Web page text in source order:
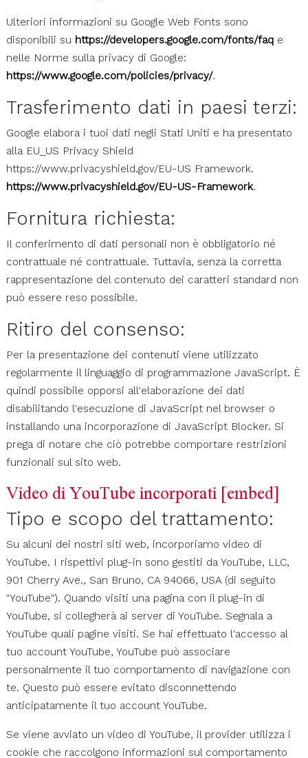
Ulteriori informazioni su Google Web Fonts sono
disponibili su https://developers.google.com/fonts/faq e
nelle Norme sulla privacy di Google:
https://www.google.com/policies/privacy/.
Trasferimento dati in paesi terzi:
Google elabora i tuoi dati negli Stati Uniti e ha presentato
alla EU_US Privacy Shield
https://www.privacyshield.gov/EU-US Framework.
https://www.privacyshield.gov/EU-US-Framework.
Fornitura richiesta:
Il conferimento di dati personali non è obbligatorio né
contrattuale né contrattuale. Tuttavia, senza la corretta
rappresentazione del contenuto dei caratteri standard non
può essere reso possibile.
Ritiro del consenso:
Per la presentazione dei contenuti viene utilizzato
regolarmente il linguaggio di programmazione JavaScript. È
quindi possibile opporsi all'elaborazione dei dati
disabilitando l'esecuzione di JavaScript nel browser o
installando una incorporazione di JavaScript Blocker. Si
prega di notare che ciò potrebbe comportare restrizioni
funzionali sul sito web.
Video di YouTube incorporati [embed]
Tipo e scopo del trattamento:
Su alcuni dei nostri siti web, incorporiamo video di
YouTube. I rispettivi plug-in sono gestiti da YouTube, LLC,
901 Cherry Ave., San Bruno, CA 94066, USA (di seguito
"YouTube"). Quando visiti una pagina con il plug-in di
YouTube, si collegherà ai server di YouTube. Segnala a
YouTube quali pagine visiti. Se hai effettuato l'accesso al
tuo account YouTube, YouTube può associare
personalmente il tuo comportamento di navigazione con
te. Questo può essere evitato disconnettendo
anticipatamente il tuo account YouTube.
Se viene avviato un video di YouTube, il provider utilizza i
cookie che raccolgono informazioni sul comportamento